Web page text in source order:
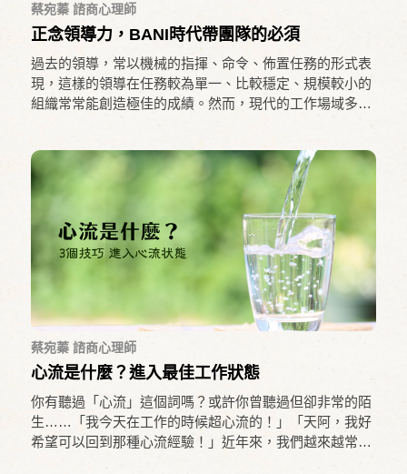
蔡宛蓁 諮商心理師
正念領導力，BANI時代帶團隊的必須
過去的領導，常以機械的指揮、命令、佈置任務的形式表
現，這樣的領導在任務較為單一、比較穩定、規模較小的
組織常常能創造極佳的成績。然而，現代的工作場域多為
「工作在生活裡的角色、自己在工作中如何被對待、以及
自己對該工作的認同感」，因此，領導者能否激勵員工、
創造共同願景、讓工作者感覺到被重視與認同就顯得極為
重要。而這些面向，小至領導者的一言一行、乃至每一個
決策中，都能清楚地呈現出來。因此，本篇文章將說明正
念與領導力之間的關聯，以及正念的智慧如何實踐於領導
力中。
蔡宛蓁 諮商心理師
​心流是什麼？進入最佳工作狀態
你有聽過「心流」這個詞嗎？或許你曾聽過但卻非常的陌
生……「我今天在工作的時候超心流的！」「天阿，我好
希望可以回到那種心流經驗！」近年來，我們越來越常聽